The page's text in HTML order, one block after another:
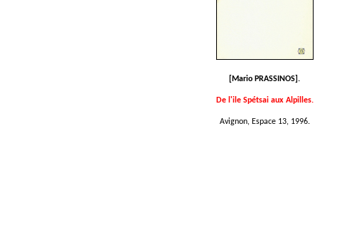
[Mario PRASSINOS].
De l'ile Spétsai aux Alpilles.
Avignon, Espace 13, 1996.